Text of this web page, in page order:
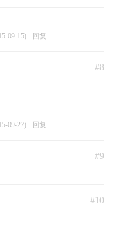
09-15) 回复
#8
09-27) 回复
#9
#10